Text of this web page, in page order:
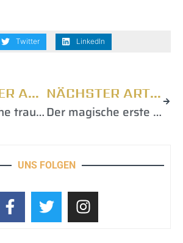
Twitter LinkedIn
VORHERIGER ARTIKEL
Abenteuerliche traumwelten – außergewöhnlich übernachten mit kindern in der familie
NÄCHSTER ARTIKEL
Der magische erste Geburtstag: unvergessliche Ideen und Tipps für die ganze Familie
UNS FOLGEN